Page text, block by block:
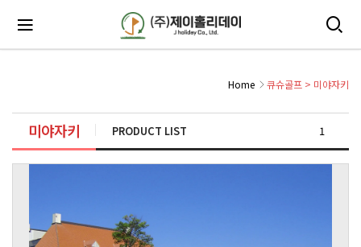
Home 큐슈골프 > 미야자키
미야자키 PRODUCT LIST 1